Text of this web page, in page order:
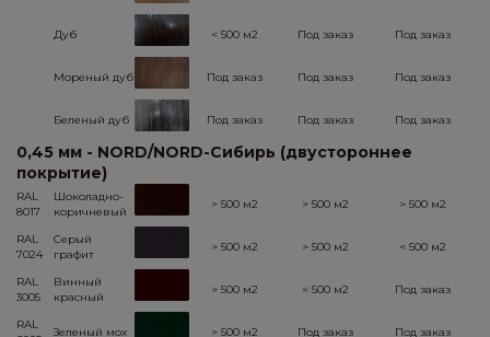
Дуб < 500 м2 Под заказ Под заказ
Мореный дуб Под заказ Под заказ Под заказ
Беленый дуб Под заказ Под заказ Под заказ
0,45 мм - NORD/NORD-Сибирь (двустороннее
покрытие)
RAL
8017
Шоколадно-
коричневый
> 500 м2 > 500 м2 > 500 м2
RAL
7024
Серый
графит
> 500 м2 > 500 м2 < 500 м2
RAL
3005
Винный
красный
> 500 м2 < 500 м2 Под заказ
RAL
Зеленый мох > 500 м2 Под заказ Под заказ